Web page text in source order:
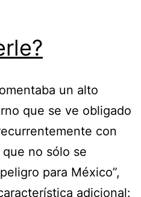
un alto
que se ve obligado
con
no sólo se
para México”,
adicional: